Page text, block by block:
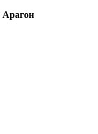
Арагон